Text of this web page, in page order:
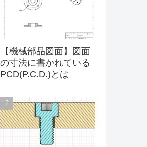
【機械部品図面】図面
の寸法に書かれている
PCD(P.C.D.)とは